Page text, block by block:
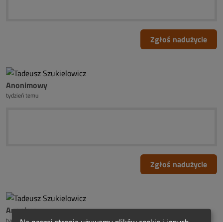
Zgłoś nadużycie
Anonimowy
tydzień temu
Zgłoś nadużycie
Anonimowy